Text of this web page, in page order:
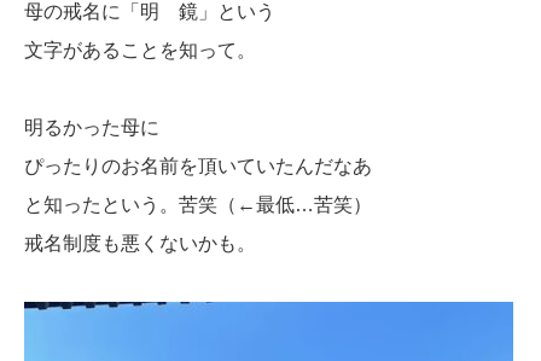
母の戒名に「明 鏡」という
文字があることを知って。
明るかった母に
ぴったりのお名前を頂いていたんだなあ
と知ったという。苦笑（←最低…苦笑）
戒名制度も悪くないかも。